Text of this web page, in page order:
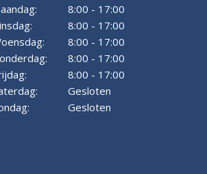
8:00 - 17:00
8:00 - 17:00
8:00 - 17:00
8:00 - 17:00
8:00 - 17:00
Gesloten
Gesloten